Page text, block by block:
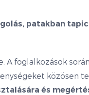
patakban
A foglalkozások
közösen
és